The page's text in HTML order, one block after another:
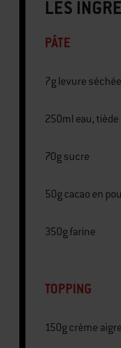
LES
PÂTE
7g levure séchée
250ml eau, tiède
70g sucre
50g cacao en
350g farine
TOPPING
150g crème aigre